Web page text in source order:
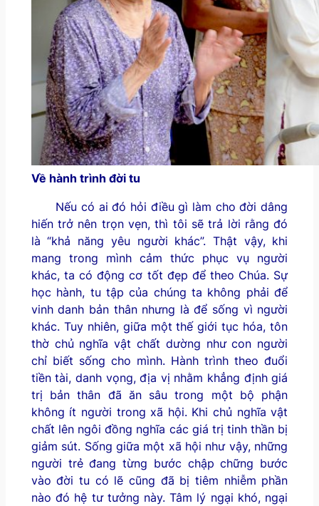
Về hành trình đời tu
Nếu có ai đó hỏi điều gì làm cho đời dâng
hiến trở nên trọn vẹn, thì tôi sẽ trả lời rằng đó
là “khả năng yêu người khác”. Thật vậy, khi
mang trong mình cảm thức phục vụ người
khác, ta có động cơ tốt đẹp để theo Chúa. Sự
học hành, tu tập của chúng ta không phải để
vinh danh bản thân nhưng là để sống vì người
khác. Tuy nhiên, giữa một thế giới tục hóa, tôn
thờ chủ nghĩa vật chất dường như con người
chỉ biết sống cho mình. Hành trình theo đuổi
tiền tài, danh vọng, địa vị nhằm khẳng định giá
trị bản thân đã ăn sâu trong một bộ phận
không ít người trong xã hội. Khi chủ nghĩa vật
chất lên ngôi đồng nghĩa các giá trị tinh thần bị
giảm sút. Sống giữa một xã hội như vậy, những
người trẻ đang từng bước chập chững bước
vào đời tu có lẽ cũng đã bị tiêm nhiễm phần
nào đó hệ tư tưởng này. Tâm lý ngại khó, ngại